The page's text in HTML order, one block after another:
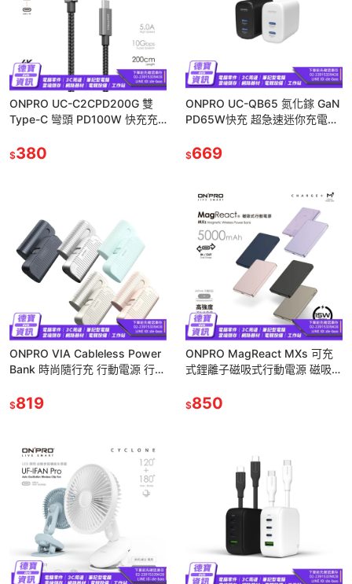
ONPRO UC-C2CPD200G 雙
Type-C 彎頭 PD100W 快充充
$380
ONPRO UC-QB65 氮化鎵 GaN
PD65W快充 超急速迷你充電器
$669
ONPRO VIA Cableless Power
Bank 時尚隨行充 行動電源 行動
$819
ONPRO MagReact MXs 可充
式鋰離子磁吸式行動電源 磁吸式
$850